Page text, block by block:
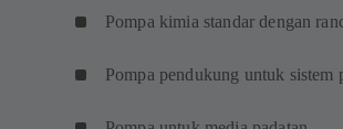
Pompa kimia standar dengan
Pompa pendukung untuk sistem